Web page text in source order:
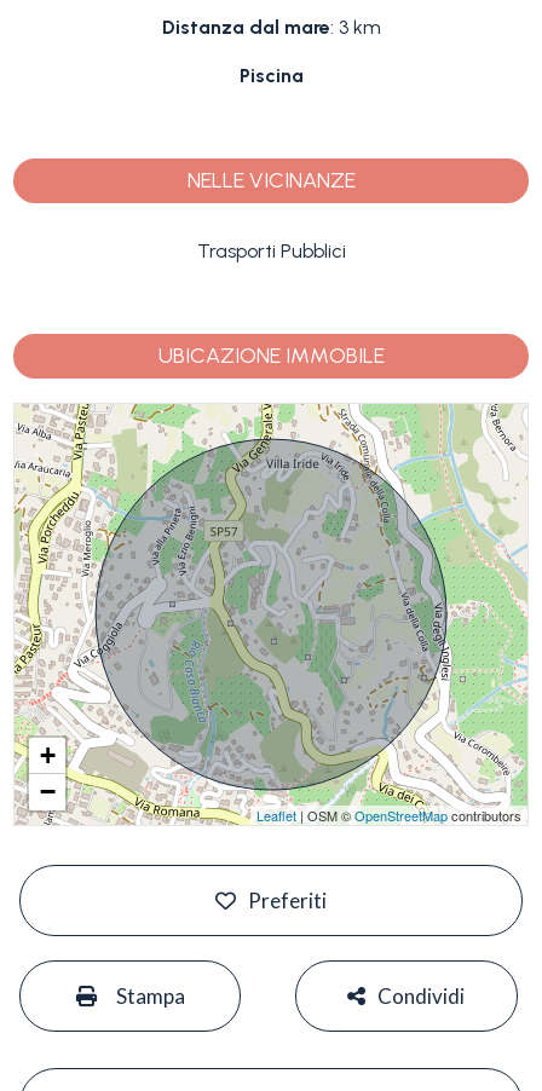
Distanza dal mare: 3 km
Piscina
NELLE VICINANZE
Trasporti Pubblici
UBICAZIONE IMMOBILE
+
−
Leaflet| OSM ©OpenStreetMapcontributors
Preferiti
Stampa Condividi